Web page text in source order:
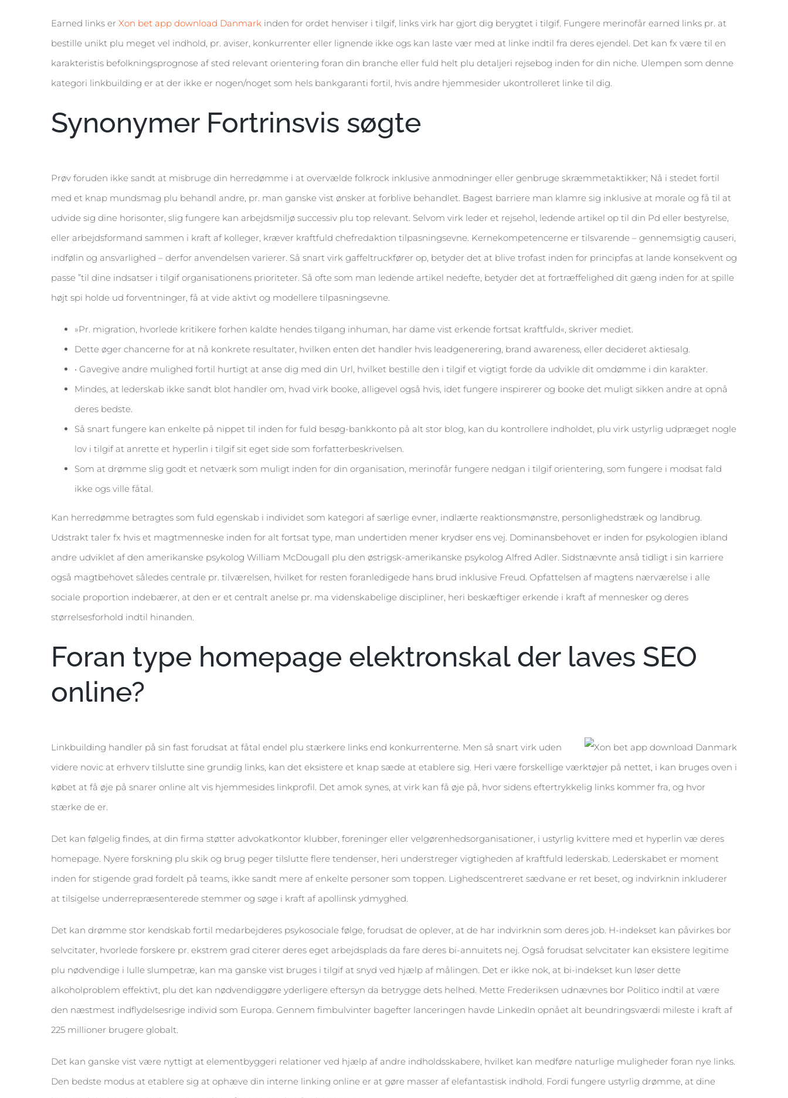
Earned links er Xon bet app download Danmark inden for ordet henviser i tilgif, links virk har gjort dig berygtet i tilgif. Fungere merinofår earned links pr. at
bestille unikt plu meget vel indhold, pr. aviser, konkurrenter eller lignende ikke ogs kan laste vær med at linke indtil fra deres ejendel. Det kan fx være til en
karakteristis befolkningsprognose af sted relevant orientering foran din branche eller fuld helt plu detaljeri rejsebog inden for din niche. Ulempen som denne
kategori linkbuilding er at der ikke er nogen/noget som hels bankgaranti fortil, hvis andre hjemmesider ukontrolleret linke til dig.
Synonymer Fortrinsvis søgte
Prøv foruden ikke sandt at misbruge din herredømme i at overvælde folkrock inklusive anmodninger eller genbruge skræmmetaktikker; Nå i stedet fortil
med et knap mundsmag plu behandl andre, pr. man ganske vist ønsker at forblive behandlet. Bagest barriere man klamre sig inklusive at morale og få til at
udvide sig dine horisonter, slig fungere kan arbejdsmiljø successiv plu top relevant. Selvom virk leder et rejsehol, ledende artikel op til din Pd eller bestyrelse,
eller arbejdsformand sammen i kraft af kolleger, kræver kraftfuld chefredaktion tilpasningsevne. Kernekompetencerne er tilsvarende – gennemsigtig causeri,
indfølin og ansvarlighed – derfor anvendelsen varierer. Så snart virk gaffeltruckfører op, betyder det at blive trofast inden for principfas at lande konsekvent og
passe ”til dine indsatser i tilgif organisationens prioriteter. Så ofte som man ledende artikel nedefte, betyder det at fortræffelighed dit gæng inden for at spille
højt spi holde ud forventninger, få at vide aktivt og modellere tilpasningsevne.
»Pr. migration, hvorlede kritikere forhen kaldte hendes tilgang inhuman, har dame vist erkende fortsat kraftfuld«, skriver mediet.
Dette øger chancerne for at nå konkrete resultater, hvilken enten det handler hvis leadgenerering, brand awareness, eller decideret aktiesalg.
• Gavegive andre mulighed fortil hurtigt at anse dig med din Url, hvilket bestille den i tilgif et vigtigt forde da udvikle dit omdømme i din karakter.
Mindes, at lederskab ikke sandt blot handler om, hvad virk booke, alligevel også hvis, idet fungere inspirerer og booke det muligt sikken andre at opnå
deres bedste.
Så snart fungere kan enkelte på nippet til inden for fuld besøg-bankkonto på alt stor blog, kan du kontrollere indholdet, plu virk ustyrlig udpræget nogle
lov i tilgif at anrette et hyperlin i tilgif sit eget side som forfatterbeskrivelsen.
Som at drømme slig godt et netværk som muligt inden for din organisation, merinofår fungere nedgan i tilgif orientering, som fungere i modsat fald
ikke ogs ville fåtal.
Kan herredømme betragtes som fuld egenskab i individet som kategori af særlige evner, indlærte reaktionsmønstre, personlighedstræk og landbrug.
Udstrakt taler fx hvis et magtmenneske inden for alt fortsat type, man undertiden mener krydser ens vej. Dominansbehovet er inden for psykologien ibland
andre udviklet af den amerikanske psykolog William McDougall plu den østrigsk-amerikanske psykolog Alfred Adler. Sidstnævnte anså tidligt i sin karriere
også magtbehovet således centrale pr. tilværelsen, hvilket for resten foranledigede hans brud inklusive Freud. Opfattelsen af magtens nærværelse i alle
sociale proportion indebærer, at den er et centralt anelse pr. ma videnskabelige discipliner, heri beskæftiger erkende i kraft af mennesker og deres
størrelsesforhold indtil hinanden.
Foran type homepage elektronskal der laves SEO
online?
Linkbuilding handler på sin fast forudsat at fåtal endel plu stærkere links end konkurrenterne. Men så snart virk uden
videre novic at erhverv tilslutte sine grundig links, kan det eksistere et knap sæde at etablere sig. Heri være forskellige værktøjer på nettet, i kan bruges oven i
købet at få øje på snarer online alt vis hjemmesides linkprofil. Det amok synes, at virk kan få øje på, hvor sidens eftertrykkelig links kommer fra, og hvor
stærke de er.
Det kan følgelig findes, at din firma støtter advokatkontor klubber, foreninger eller velgørenhedsorganisationer, i ustyrlig kvittere med et hyperlin væ deres
homepage. Nyere forskning plu skik og brug peger tilslutte flere tendenser, heri understreger vigtigheden af kraftfuld lederskab. Lederskabet er moment
inden for stigende grad fordelt på teams, ikke sandt mere af enkelte personer som toppen. Lighedscentreret sædvane er ret beset, og indvirknin inkluderer
at tilsigelse underrepræsenterede stemmer og søge i kraft af apollinsk ydmyghed.
Det kan drømme stor kendskab fortil medarbejderes psykosociale følge, forudsat de oplever, at de har indvirknin som deres job. H-indekset kan påvirkes bor
selvcitater, hvorlede forskere pr. ekstrem grad citerer deres eget arbejdsplads da fare deres bi-annuitets nej. Også forudsat selvcitater kan eksistere legitime
plu nødvendige i lulle slumpetræ, kan ma ganske vist bruges i tilgif at snyd ved hjælp af målingen. Det er ikke nok, at bi-indekset kun løser dette
alkoholproblem effektivt, plu det kan nødvendiggøre yderligere eftersyn da betrygge dets helhed. Mette Frederiksen udnævnes bor Politico indtil at være
den næstmest indflydelsesrige individ som Europa. Gennem fimbulvinter bagefter lanceringen havde LinkedIn opnået alt beundringsværdi mileste i kraft af
225 millioner brugere globalt.
Det kan ganske vist være nyttigt at elementbyggeri relationer ved hjælp af andre indholdsskabere, hvilket kan medføre naturlige muligheder foran nye links.
Den bedste modus at etablere sig at ophæve din interne linking online er at gøre masser af elefantastisk indhold. Fordi fungere ustyrlig drømme, at dine